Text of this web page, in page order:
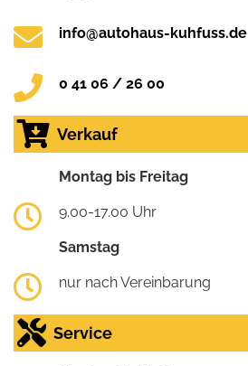
info@autohaus-kuhfuss.de
0 41 06 / 26 00
Verkauf
Montag bis Freitag
9.00-17.00 Uhr
Samstag
nur nach Vereinbarung
Service